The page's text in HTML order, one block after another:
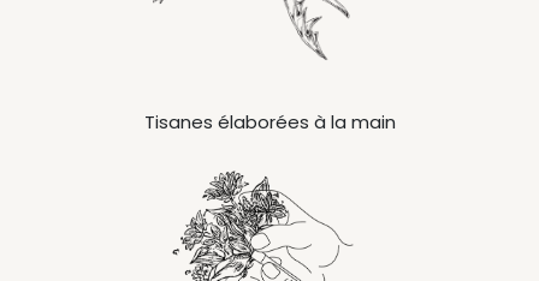
Tisanes élaborées à la main